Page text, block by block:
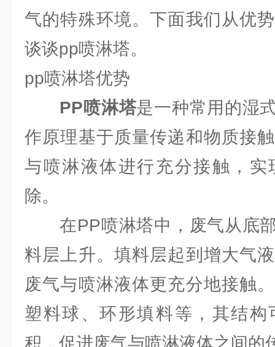
气的特殊环境。下面我们从优
谈谈pp喷淋塔。
pp喷淋塔优势
PP喷淋塔是一种常用的湿
作原理基于质量传递和物质接
与喷淋液体进行充分接触，实
除。
在PP喷淋塔中，废气从底部
料层上升。填料层起到增大气
废气与喷淋液体更充分地接触
塑料球、环形填料等，其结
积，促进废气与喷淋液体之间的